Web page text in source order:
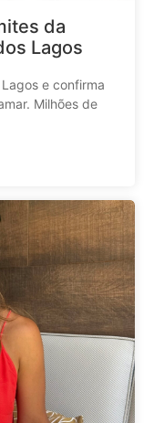
da
Lagos
e confirma
Milhões de